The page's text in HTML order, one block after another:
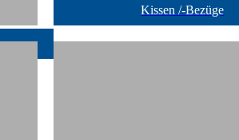
Kissen /-Bezüge